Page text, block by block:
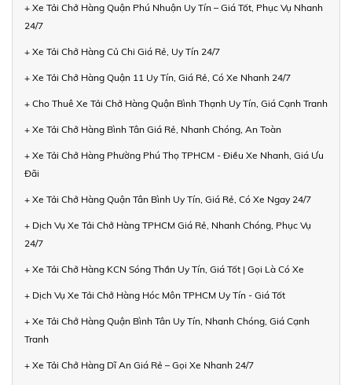
+ Xe Tải Chở Hàng Quận Phú Nhuận Uy Tín – Giá Tốt, Phục Vụ Nhanh
24/7
+ Xe Tải Chở Hàng Củ Chi Giá Rẻ, Uy Tín 24/7
+ Xe Tải Chở Hàng Quận 11 Uy Tín, Giá Rẻ, Có Xe Nhanh 24/7
+ Cho Thuê Xe Tải Chở Hàng Quận Bình Thạnh Uy Tín, Giá Cạnh Tranh
+ Xe Tải Chở Hàng Bình Tân Giá Rẻ, Nhanh Chóng, An Toàn
+ Xe Tải Chở Hàng Phường Phú Thọ TPHCM - Điều Xe Nhanh, Giá Ưu
Đãi
+ Xe Tải Chở Hàng Quận Tân Bình Uy Tín, Giá Rẻ, Có Xe Ngay 24/7
+ Dịch Vụ Xe Tải Chở Hàng TPHCM Giá Rẻ, Nhanh Chóng, Phục Vụ
24/7
+ Xe Tải Chở Hàng KCN Sóng Thần Uy Tín, Giá Tốt | Gọi Là Có Xe
+ Dịch Vụ Xe Tải Chở Hàng Hóc Môn TPHCM Uy Tín - Giá Tốt
+ Xe Tải Chở Hàng Quận Bình Tân Uy Tín, Nhanh Chóng, Giá Cạnh
Tranh
+ Xe Tải Chở Hàng Dĩ An Giá Rẻ – Gọi Xe Nhanh 24/7